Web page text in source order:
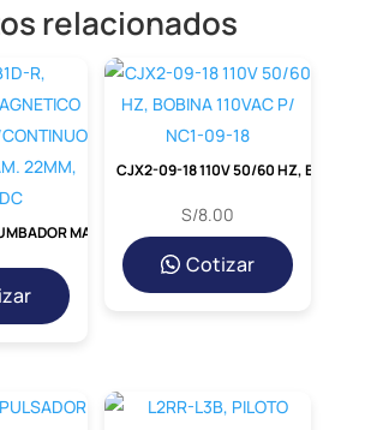
relacionados
S/8.00
Cotizar